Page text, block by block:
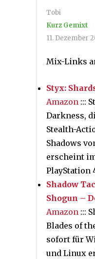
Tobi
Kurz Gemixt
11. Dezember
Mix-Links
Styx:
Amazon :::
Darkness,
Stealth-
Shadows
erscheint
PlayStation
Shadow
Shogun –
Amazon :::
Blades of
sofort für
und Linux